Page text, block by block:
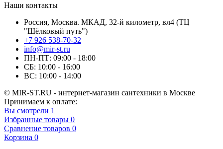
Наши контакты
Россия, Москва. МКАД, 32-й километр, вл4 (ТЦ
"Шёлковый путь")
+7 926 538-70-32
info@mir-st.ru
ПН-ПТ: 09:00 - 18:00
СБ: 10:00 - 16:00
ВС: 10:00 - 14:00
© MIR-ST.RU - интернет-магазин сантехники в Москве
Принимаем к оплате:
Вы смотрели 1
Избранные товары 0
Сравнение товаров 0
Корзина 0